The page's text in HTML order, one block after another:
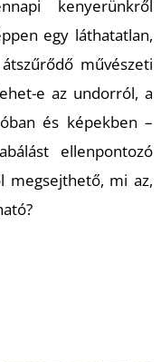
kenyerünkről
egy láthatatlan,
művészeti
e az undorról, a
és képekben –
ellenpontozó
megsejthető, mi az,